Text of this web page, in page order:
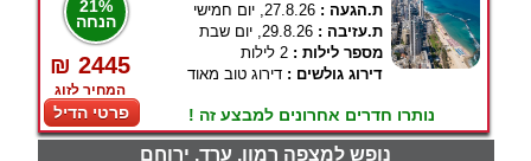
21%
הנחה
₪ 2445
המחיר לזוג
פרטי הדיל
ת.הגעה : 27.8.26, יום חמישי
ת.עזיבה : 29.8.26, יום שבת
מספר לילות : 2 לילות
דירוג גולשים : דירוג טוב מאוד
נותרו חדרים אחרונים למבצע זה !
נופש למצפה רמון, ערד, ירוחם